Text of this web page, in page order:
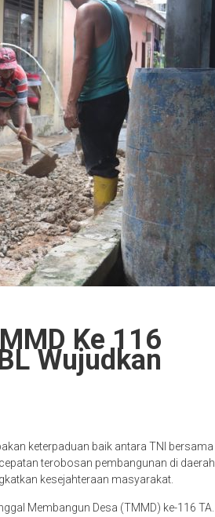
Ke 116
Wujudkan
keterpaduan baik antara TNI bersama
terobosan pembangunan di daerah
kesejahteraan masyarakat.
Membangun Desa (TMMD) ke-116 TA.